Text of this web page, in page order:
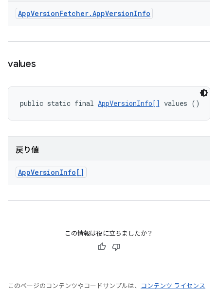
AppVersionFetcher.AppVersionInfo
values
public static final AppVersionInfo[] values ()
戻り値
AppVersionInfo[]
この情報は役に立ちましたか？
このページのコンテンツやコードサンプルは、
コンテンツ ライセンス